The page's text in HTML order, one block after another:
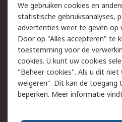
Track & Trace
Wettelijk
Cookiebeleid
Privacybeleid
Algemene
verkoopvoorwaarden
We gebruiken cookies en
statistische gebruiksanalyses,
advertenties weer te geven op
Door op "Alles accepteren" te
toestemming voor de
cookies. U kunt uw cookies
"Beheer cookies". Als u dit niet
weigeren". Dit kan de toegang
beperken. Meer informatie